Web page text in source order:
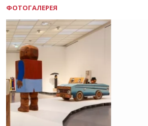
ФОТОГАЛЕРЕЯ